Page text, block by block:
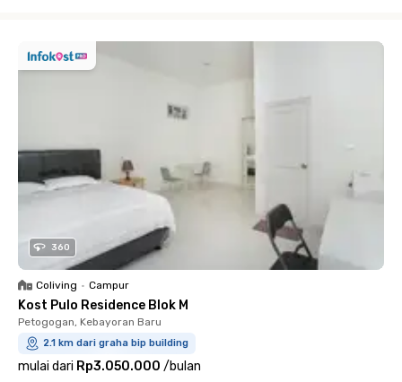
360
Coliving • Campur
Kost Pulo Residence Blok M
Petogogan, Kebayoran Baru
2.1 km dari graha bip building
mulai dari Rp3.050.000 /bulan